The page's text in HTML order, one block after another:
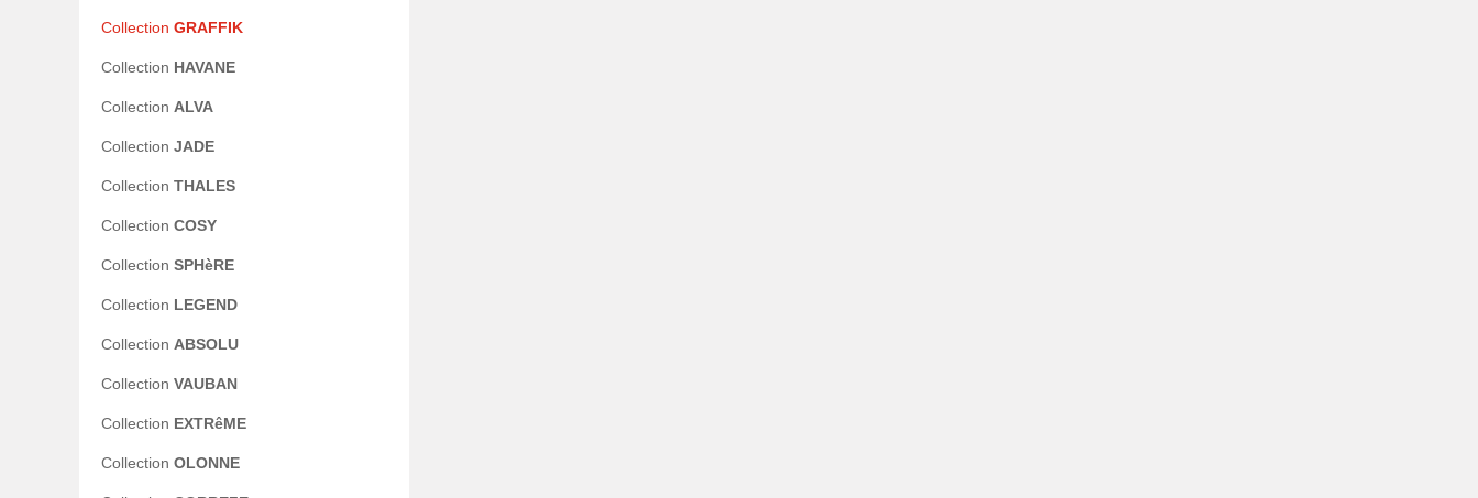
Collection GRAFFIK
Collection HAVANE
Collection ALVA
Collection JADE
Collection THALES
Collection COSY
Collection SPHèRE
Collection LEGEND
Collection ABSOLU
Collection VAUBAN
Collection EXTRêME
Collection OLONNE